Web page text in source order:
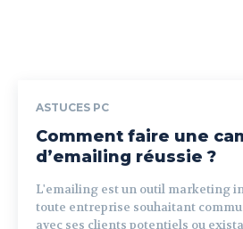
ASTUCES PC
Comment faire une
d’emailing réussie ?
L'emailing est un outil marketing
toute entreprise souhaitant
avec ses clients potentiels ou